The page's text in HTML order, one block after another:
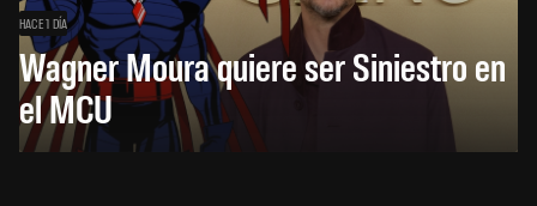
HACE 1 DÍA
Wagner Moura quiere ser Siniestro en
el MCU